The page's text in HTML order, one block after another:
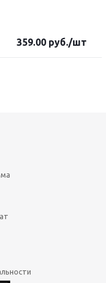
359.00руб./шт